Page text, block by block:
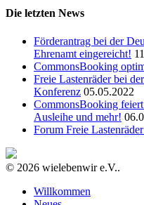
Die letzten News
Förderantrag bei der
Ehrenamt eingereicht!
CommonsBooking
Freie Lastenräder bei
Konferenz 05.05.2022
CommonsBooking
Ausleihe und mehr!
Forum Freie
© 2026 wielebenwir e.V..
Willkommen